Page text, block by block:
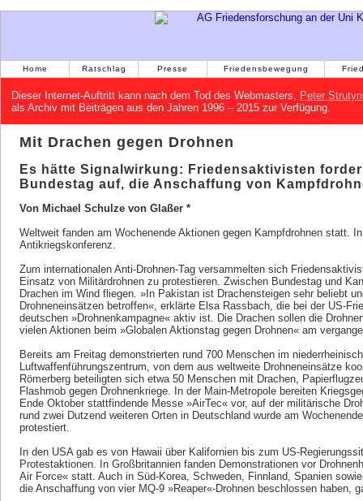
Home Ratschlag Presse Friedensbewegung
Dieser Internet-Auftritt kann nach dem Tod des Webmasters, Peter
als Archiv mit Beiträgen aus den Jahren 1996 – 2015 zur Verfügung.
Mit Drachen gegen Drohnen
Es hätte Signalwirkung: Friedensaktivisten
Bundestag auf, die Anschaffung von
Von Michael Schulze von Glaßer *
Weltweit fanden am Wochenende Aktionen gegen Kampfdrohnen statt.
Antikriegskonferenz.
Zum internationalen Anti-Drohnen-Tag versammelten sich
Einsatz von Militärdrohnen zu protestieren. Zwischen Bundestag und
Drachen im Wind fliegen. »In Pakistan ist Drachensteigen sehr beliebt
Drohneneinsätzen betroffen«, erklärte Elsa Rassbach, die bei der US-
deutschen »Drohnenkampagne« aktiv ist. Die Drachen sollen die
vielen Aktionen beim »Globalen Aktionstag gegen Drohnen« am
Bereits am Freitag demonstrierten rund 700 Menschen im
Luftwaffenführungszentrum, von dem aus weltweite Drohneneinsätze
Römerberg beteiligten sich etwa 50 Menschen mit Drachen,
Flashmob gegen Drohnenkriege. In der Main-Metropole bereiten
Ende Oktober stattfindende Messe »AirTec« vor, auf der militärische
rund zwei Dutzend weiteren Orten in Deutschland wurde am
protestiert.
In den USA gab es von Hawaii über Kalifornien bis zum US-
Protestaktionen. In Großbritannien fanden Demonstrationen vor
Air Force« statt. Auch in Süd-Korea, Schweden, Finnland, Spanien
die Anschaffung von vier MQ-9 »Reaper«-Drohnen beschlossen haben,